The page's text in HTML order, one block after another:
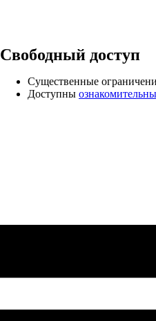
Свободный доступ
Cущественные
Доступны